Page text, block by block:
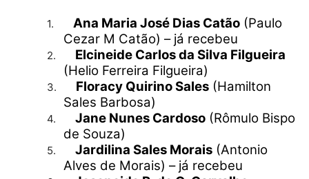
1. Ana Maria José Dias Catão (Paulo
Cezar M Catão) – já recebeu
2.
Elcineide Carlos da Silva Filgueira
(Helio Ferreira Filgueira)
3. Floracy Quirino Sales (Hamilton
Sales Barbosa)
4. Jane Nunes Cardoso (Rômulo Bispo
de Souza)
5. Jardilina Sales Morais (Antonio
Alves de Morais) – já recebeu